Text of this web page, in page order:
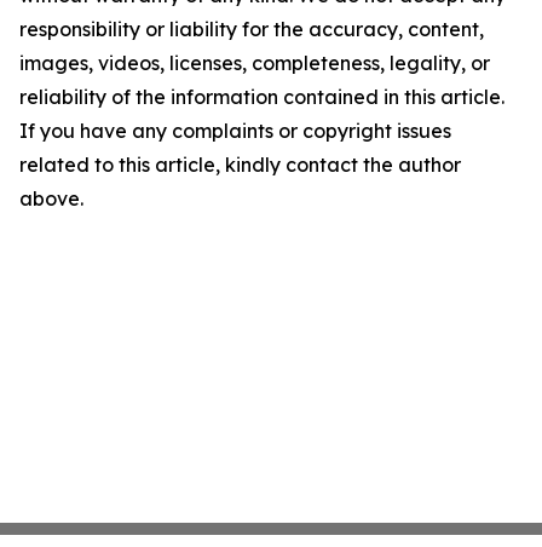
responsibility or liability for the accuracy, content,
images, videos, licenses, completeness, legality, or
reliability of the information contained in this article.
If you have any complaints or copyright issues
related to this article, kindly contact the author
above.